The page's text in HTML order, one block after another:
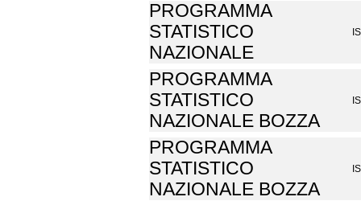
PROGRAMMA
STATISTICO
NAZIONALE
PROGRAMMA
STATISTICO
NAZIONALE BOZZA
PROGRAMMA
STATISTICO
NAZIONALE BOZZA